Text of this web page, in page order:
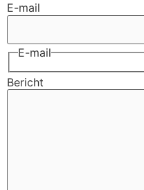
E-mail
E-mail
Bericht